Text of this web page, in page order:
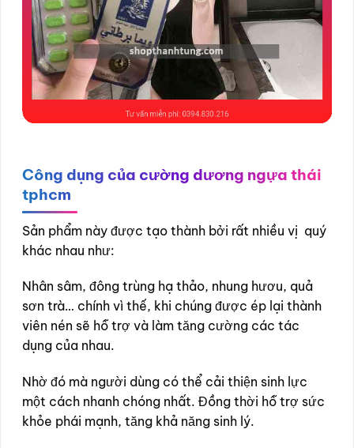
Công dụng của cường dương ngựa thái
tphcm
Sản phẩm này được tạo thành bởi rất nhiều vị quý
khác nhau như:
Nhân sâm, đông trùng hạ thảo, nhung hươu, quả
sơn trà… chính vì thế, khi chúng được ép lại thành
viên nén sẽ hỗ trợ và làm tăng cường các tác
dụng của nhau.
Nhờ đó mà người dùng có thể cải thiện sinh lực
một cách nhanh chóng nhất. Đồng thời hỗ trợ sức
khỏe phái mạnh, tăng khả năng sinh lý.